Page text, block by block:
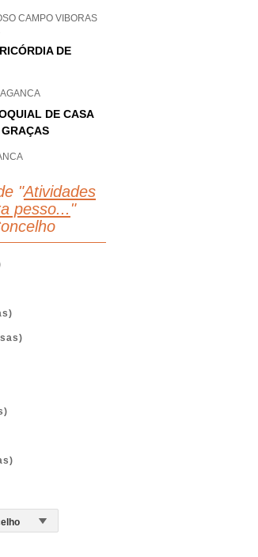
CAMPO VIBORAS
DE
DE CASA
GRAÇAS
"Atividades
pesso... "